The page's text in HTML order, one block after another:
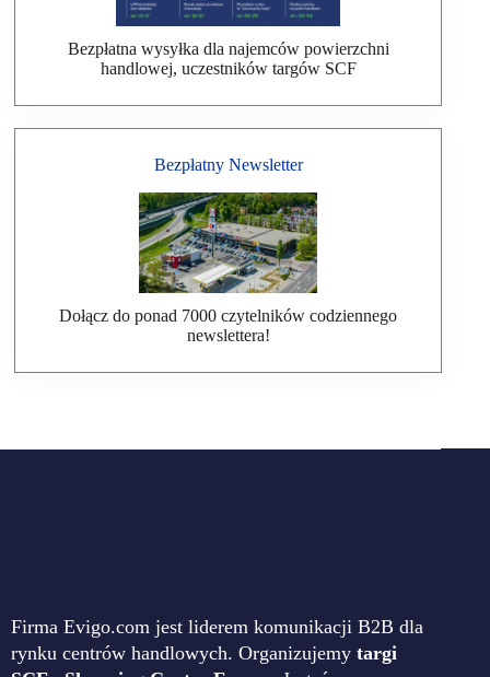
Bezpłatna wysyłka dla najemców powierzchni
handlowej, uczestników targów SCF
Bezpłatny Newsletter
Dołącz do ponad 7000 czytelników codziennego
newslettera!
Firma Evigo.com jest liderem komunikacji B2B dla
rynku centrów handlowych. Organizujemy targi